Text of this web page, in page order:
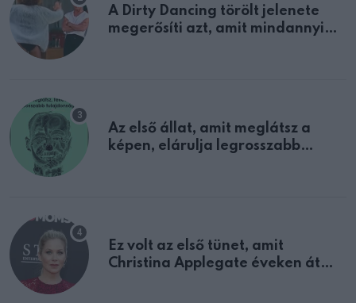
A Dirty Dancing törölt jelenete
megerősíti azt, amit mindannyian
Az első állat, amit meglátsz a
képen, elárulja legrosszabb
Ez volt az első tünet, amit
Christina Applegate éveken át